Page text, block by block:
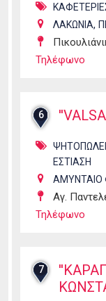
ΛΑΚΩΝΙΑ,
Τηλέφωνο
6
ΕΣΤΙΑΣΗ
ΑΜΥΝΤΑΙΟ
Αγ.
Τηλέφωνο
7